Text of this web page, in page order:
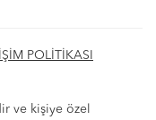
POLİTİKASI
ve kişiye özel